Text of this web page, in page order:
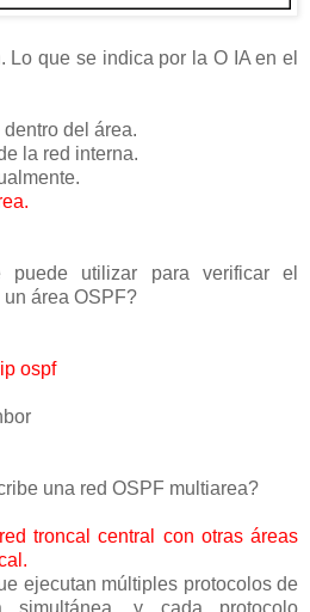
Lo que se indica por la O IA en el
del área.
la red interna.
puede utilizar para verificar el
área OSPF?
ospf
una red OSPF multiarea?
troncal central con otras áreas
ejecutan múltiples protocolos de